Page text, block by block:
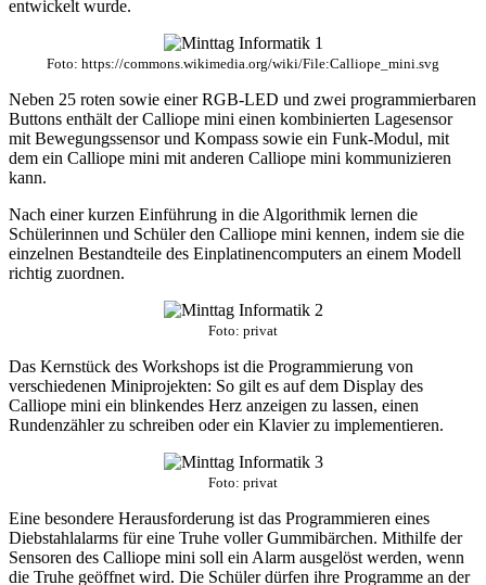
entwickelt wurde.
Foto: https://commons.wikimedia.org/wiki/File:Calliope_mini.svg
Neben 25 roten sowie einer RGB-LED und zwei programmierbaren
Buttons enthält der Calliope mini einen kombinierten Lagesensor
mit Bewegungssensor und Kompass sowie ein Funk-Modul, mit
dem ein Calliope mini mit anderen Calliope mini kommunizieren
kann.
Nach einer kurzen Einführung in die Algorithmik lernen die
Schülerinnen und Schüler den Calliope mini kennen, indem sie die
einzelnen Bestandteile des Einplatinencomputers an einem Modell
richtig zuordnen.
Foto: privat
Das Kernstück des Workshops ist die Programmierung von
verschiedenen Miniprojekten: So gilt es auf dem Display des
Calliope mini ein blinkendes Herz anzeigen zu lassen, einen
Rundenzähler zu schreiben oder ein Klavier zu implementieren.
Foto: privat
Eine besondere Herausforderung ist das Programmieren eines
Diebstahlalarms für eine Truhe voller Gummibärchen. Mithilfe der
Sensoren des Calliope mini soll ein Alarm ausgelöst werden, wenn
die Truhe geöffnet wird. Die Schüler dürfen ihre Programme an der